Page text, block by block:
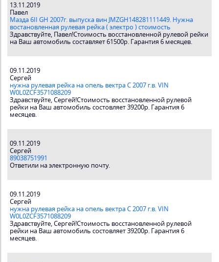
13.11.2019
Павел
Мазда 6II GH 2007г. выпуска вин JMZGH148281111449. Нужна
востановленная рулевая рейка ( электро ) стоимость
Здравствуйте, Павел!Стоимость восстановленной рулевой рейки
на Ваш автомобиль составляет 61500р. Гарантия 6 месяцев.
09.11.2019
Сергей
нужна рулевая рейка на опель вектра С 2007 г.в. VIN
W0L0ZCF3571088209
Здравствуйте, Сергей!Стоимость восстановленной рулевой
рейки на Ваш автомобиль состовляет 39200р. Гарантия 6
месяцев.
09.11.2019
Сергей
89038751991
Ответили на электронную почту.
09.11.2019
Сергей
нужна рулевая рейка на опель вектра С 2007 г.в. VIN
W0L0ZCF3571088209
Здравствуйте, Сергей!Стоимость восстановленной рулевой
рейки на Ваш автомобиль состовляет 39200р. Гарантия 6
месяцев.